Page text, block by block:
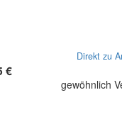
€
Direkt zu
gewöhnlich